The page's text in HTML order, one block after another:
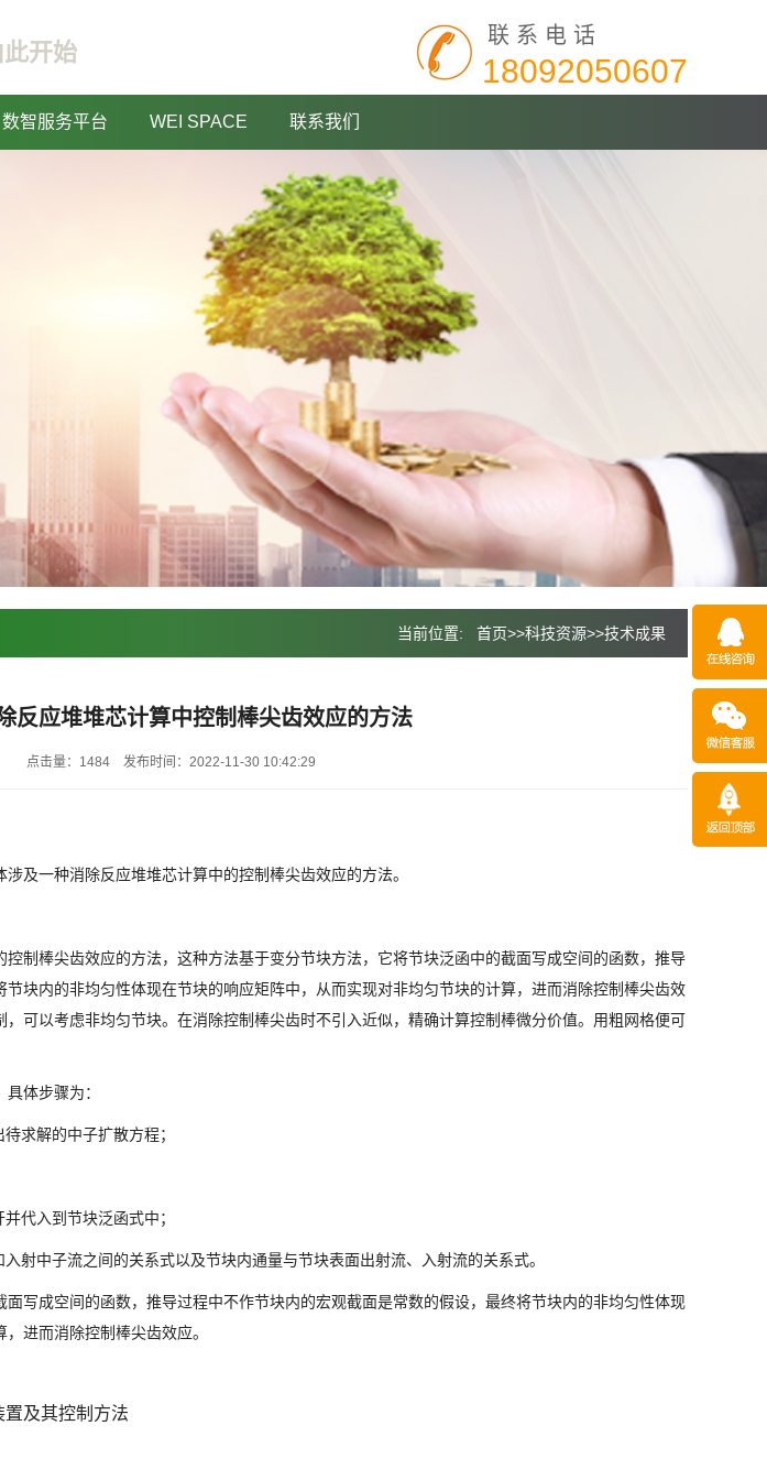
开始
联系电话
18092050607
数智服务平台 WEI SPACE 联系我们
当前位置: 首页>>科技资源>>技术成果
反应堆堆芯计算中控制棒尖齿效应的方法
点击量：1484 发布时间：2022-11-30 10:42:29
及一种消除反应堆堆芯计算中的控制棒尖齿效应的方法。
制棒尖齿效应的方法，这种方法基于变分节块方法，它将节块泛函中的截面写成空间的函数，推导
块内的非均匀性体现在节块的响应矩阵中，从而实现对非均匀节块的计算，进而消除控制棒尖齿效
可以考虑非均匀节块。在消除控制棒尖齿时不引入近似，精确计算控制棒微分价值。用粗网格便可
体步骤为：
求解的中子扩散方程；
代入到节块泛函式中；
射中子流之间的关系式以及节块内通量与节块表面出射流、入射流的关系式。
写成空间的函数，推导过程中不作节块内的宏观截面是常数的假设，最终将节块内的非均匀性体现
进而消除控制棒尖齿效应。
及其控制方法